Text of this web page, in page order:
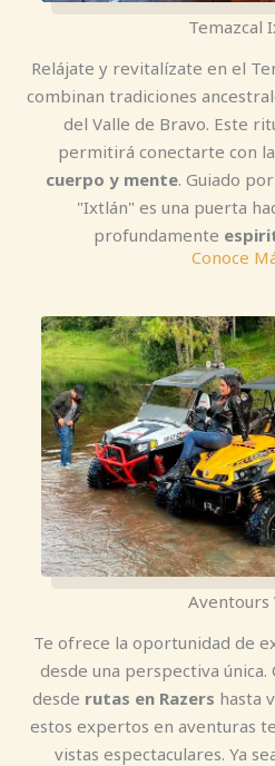
Temazcal
Relájate y revitalízate en el
combinan tradiciones
del Valle de Bravo. Este
permitirá conectarte con
cuerpo y mente. Guiado
"Ixtlán" es una puerta
profundamente
Conoce
Aventours
Te ofrece la oportunidad de
desde una perspectiva única.
desde rutas en Razers hasta
estos expertos en aventuras
vistas espectaculares. Ya